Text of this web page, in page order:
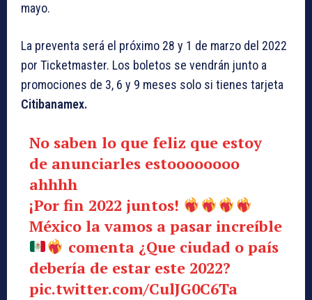
mayo.
La preventa será el próximo 28 y 1 de marzo del 2022
por Ticketmaster. Los boletos se vendrán junto a
promociones de 3, 6 y 9 meses solo si tienes tarjeta
Citibanamex.
No saben lo que feliz que estoy
de anunciarles estoooooooo
ahhhh
¡Por fin 2022 juntos!
México la vamos a pasar increíble
comenta ¿Que ciudad o país
debería de estar este 2022?
pic.twitter.com/CulJG0C6Ta